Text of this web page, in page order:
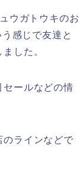
ウガトウキのお
感じで友達と
した。
セールなどの情
のラインなどで